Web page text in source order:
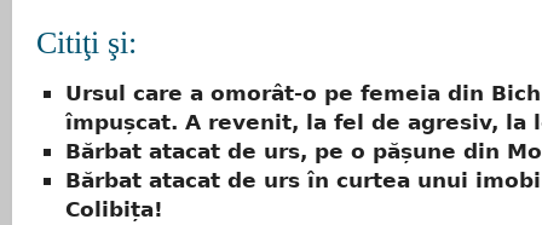
Citiţi şi:
Ursul care a omorât-o pe femeia din
împușcat. A revenit, la fel de agresiv, la
Bărbat atacat de urs, pe o pășune din
Bărbat atacat de urs în curtea unui
Colibița!